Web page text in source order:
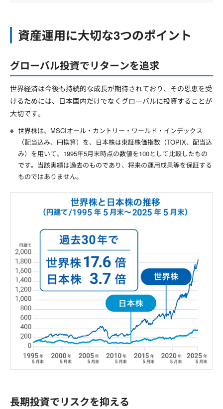
資産運用に大切な3つのポイント
グローバル投資でリターンを追求
世界経済は今後も持続的な成長が期待されており、その恩恵を受
けるためには、日本国内だけでなくグローバルに投資することが
大切です。
世界株は、MSCIオール・カントリー・ワールド・インデックス
（配当込み、円換算）を、日本株は東証株価指数（TOPIX、配当込
み）を用いて、1995年5月末時点の数値を100として比較したもの
です。当該実績は過去のものであり、将来の運用成果等を保証する
ものではありません。
長期投資でリスクを抑える